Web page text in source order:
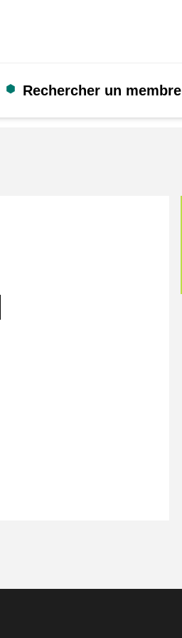
Rechercher un membre